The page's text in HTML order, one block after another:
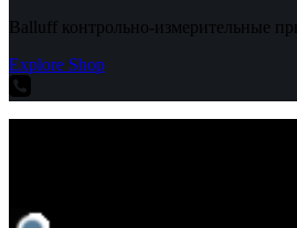
Balluff контрольно-измерительные
Explore Shop